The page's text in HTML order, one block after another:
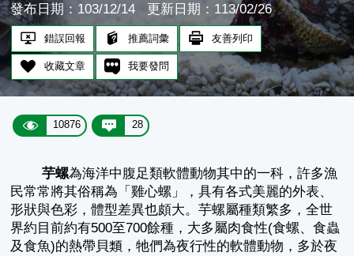
發布日期：103/12/14 更新日期：113/02/26
錯誤回報 推薦詞彙 友善列印
收藏文章 我要發問
10876 28
芋螺為海洋中腹足類軟體動物其中的一科，許多漁
民常常將其俗稱為「雞心螺」，具有各式美麗的外表、
形狀與色彩，體型差異也頗大。芋螺屬種類繁多，全世
界約目前約有500至700餘種，大多屬肉食性(食螺、食蟲
及食魚)的熱帶貝類，牠們為夜行性的軟體動物，多於夜